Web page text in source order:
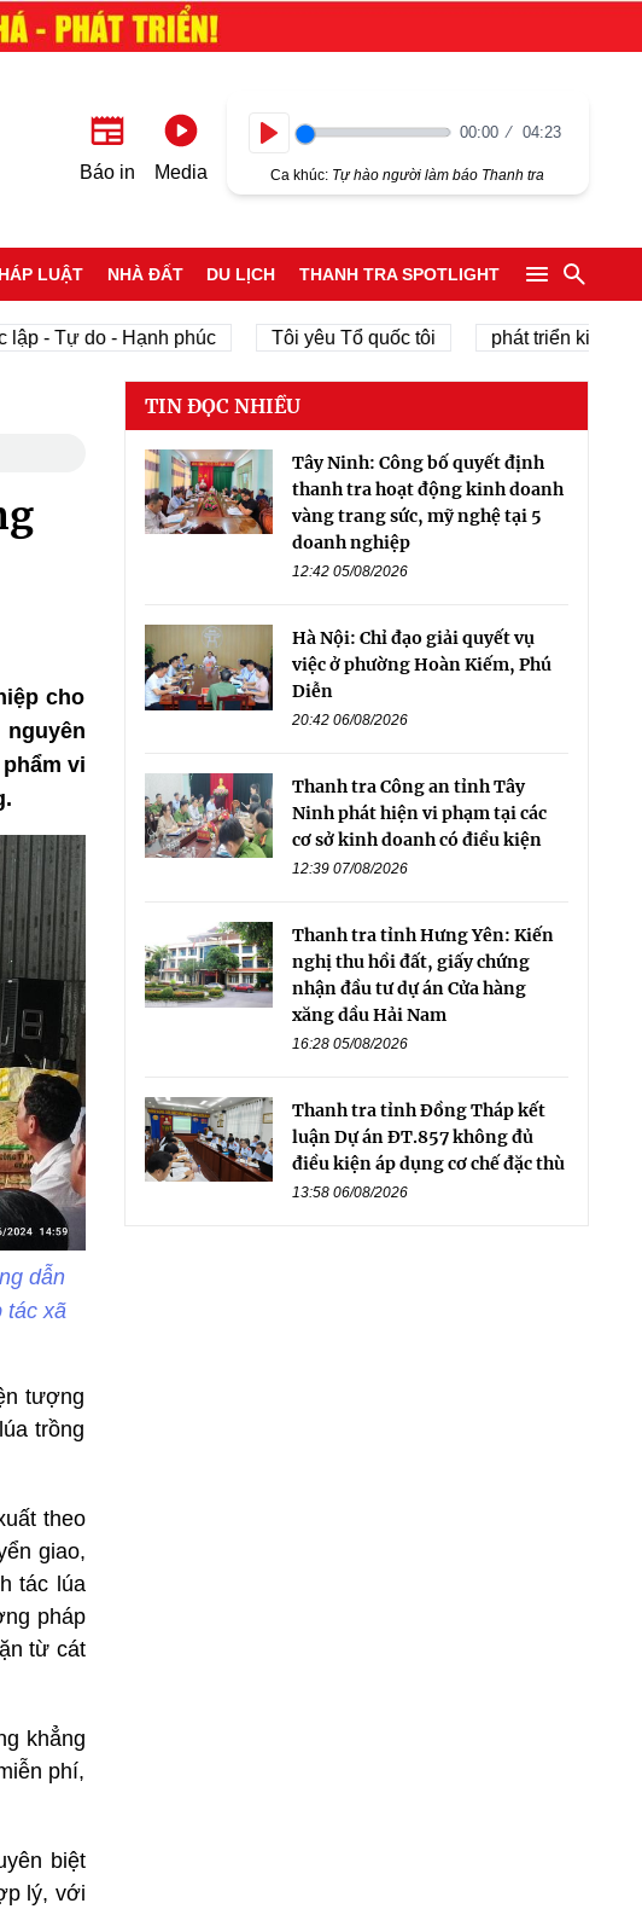
Báo in Media
00:00 04:23
Ca khúc: Tự hào người làm báo Thanh tra
LUẬT NHÀ ĐẤT DU LỊCH THANH TRA SPOTLIGHT
do - Hạnh phúc Tôi yêu Tổ quốc tôi phát triển kinh tế tư
cho
nguyên
vi
dẫn
tác xã
tượng
trồng
theo
giao,
tác lúa
pháp
từ cát
khẳng
phí,
biệt
lý, với
TIN ĐỌC NHIỀU
Tây Ninh: Công bố quyết định
thanh tra hoạt động kinh doanh
vàng trang sức, mỹ nghệ tại 5
doanh nghiệp
12:42 05/08/2026
Hà Nội: Chỉ đạo giải quyết vụ
việc ở phường Hoàn Kiếm, Phú
Diễn
20:42 06/08/2026
Thanh tra Công an tỉnh Tây
Ninh phát hiện vi phạm tại các
cơ sở kinh doanh có điều kiện
12:39 07/08/2026
Thanh tra tỉnh Hưng Yên: Kiến
nghị thu hồi đất, giấy chứng
nhận đầu tư dự án Cửa hàng
xăng dầu Hải Nam
16:28 05/08/2026
Thanh tra tỉnh Đồng Tháp kết
luận Dự án ĐT.857 không đủ
điều kiện áp dụng cơ chế đặc thù
13:58 06/08/2026